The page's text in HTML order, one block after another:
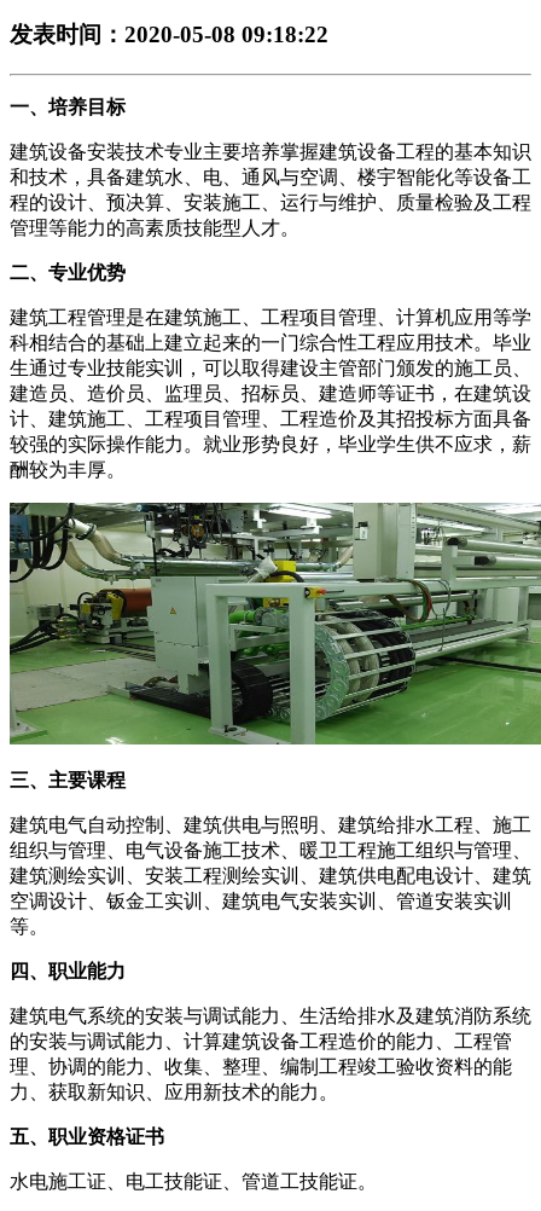
发表时间：2020-05-08 09:18:22
一、培养目标
建筑设备安装技术专业主要培养掌握建筑设备工程的基本知识
和技术，具备建筑水、电、通风与空调、楼宇智能化等设备工
程的设计、预决算、安装施工、运行与维护、质量检验及工程
管理等能力的高素质技能型人才。
二、专业优势
建筑工程管理是在建筑施工、工程项目管理、计算机应用等学
科相结合的基础上建立起来的一门综合性工程应用技术。毕业
生通过专业技能实训，可以取得建设主管部门颁发的施工员、
建造员、造价员、监理员、招标员、建造师等证书，在建筑设
计、建筑施工、工程项目管理、工程造价及其招投标方面具备
较强的实际操作能力。就业形势良好，毕业学生供不应求，薪
酬较为丰厚。
三、主要课程
建筑电气自动控制、建筑供电与照明、建筑给排水工程、施工
组织与管理、电气设备施工技术、暖卫工程施工组织与管理、
建筑测绘实训、安装工程测绘实训、建筑供电配电设计、建筑
空调设计、钣金工实训、建筑电气安装实训、管道安装实训
等。
四、职业能力
建筑电气系统的安装与调试能力、生活给排水及建筑消防系统
的安装与调试能力、计算建筑设备工程造价的能力、工程管
理、协调的能力、收集、整理、编制工程竣工验收资料的能
力、获取新知识、应用新技术的能力。
五、职业资格证书
水电施工证、电工技能证、管道工技能证。